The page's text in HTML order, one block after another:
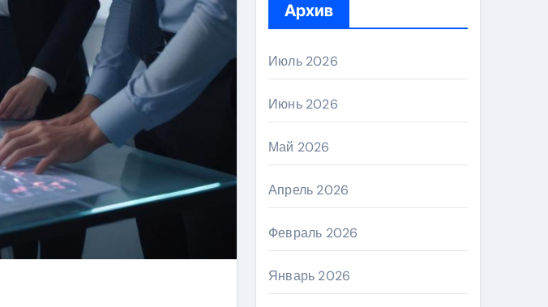
Архив
Июль 2026
Июнь 2026
Май 2026
Апрель 2026
Февраль 2026
Январь 2026